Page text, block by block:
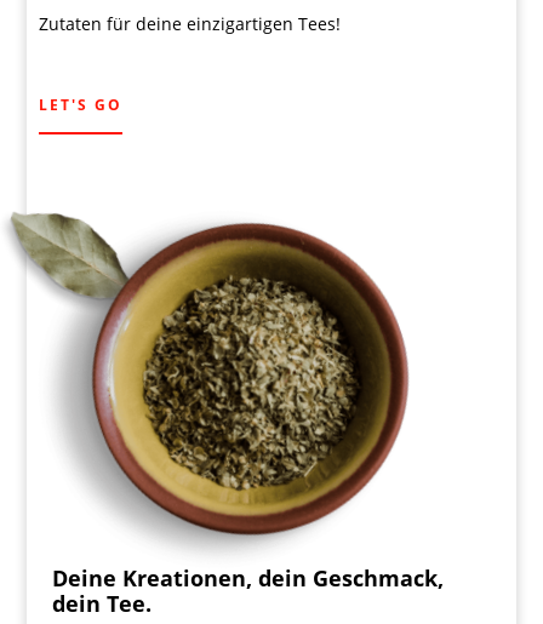
Zutaten für deine einzigartigen Tees!
LET'S GO
Deine Kreationen, dein Geschmack,
dein Tee.